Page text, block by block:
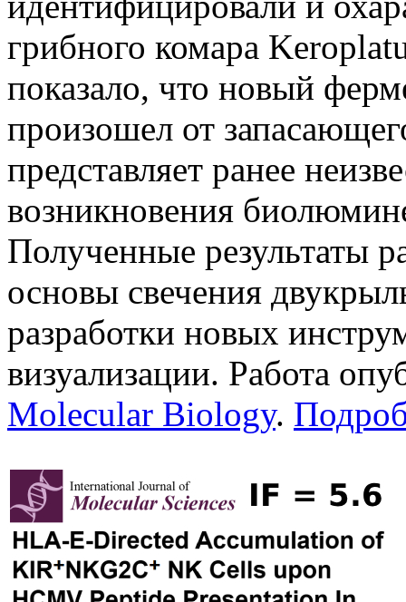
грибного комара
показало, что новый
произошел от
представляет ранее
возникновения
Полученные результаты
основы свечения
разработки новых
визуализации. Работа
Molecular Biology.